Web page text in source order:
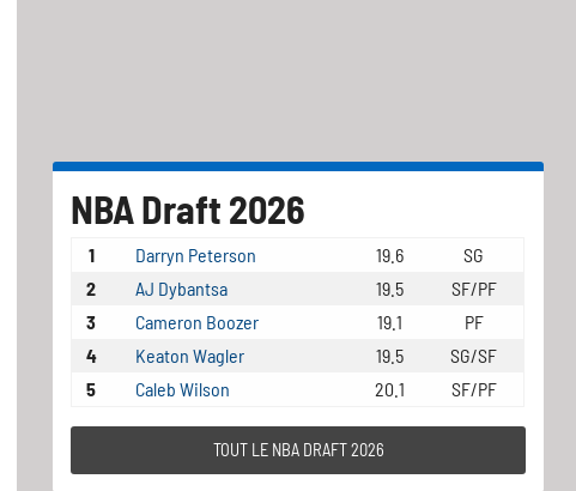
NBA Draft 2026
1 Darryn Peterson 19.6
SG
2
AJ Dybantsa 19.5
SF/PF
3
Cameron Boozer 19.1
PF
4
Keaton Wagler 19.5
SG/SF
5
Caleb Wilson 20.1 SF/PF
TOUT LE NBA DRAFT 2026